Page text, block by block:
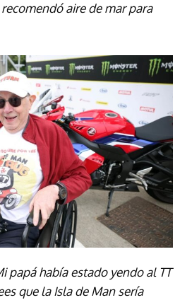
aire de mar para
papá había estado yendo al TT
que la Isla de Man sería